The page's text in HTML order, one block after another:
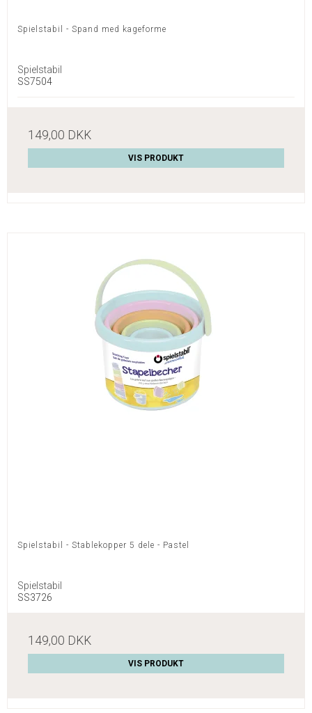
Spielstabil - Spand med kageforme
Spielstabil
SS7504
149,00 DKK
VIS PRODUKT
Spielstabil - Stablekopper 5 dele - Pastel
Spielstabil
SS3726
149,00 DKK
VIS PRODUKT